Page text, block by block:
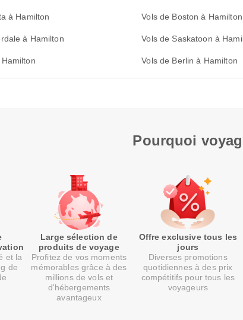
à Hamilton Vols de Boston à Hamilton
à Hamilton Vols de Saskatoon à
Vols de Berlin à Hamilton
Pourquoi
et la
de
Large sélection de
produits de voyage
Profitez de vos moments
mémorables grâce à des
millions de vols et
d'hébergements
avantageux
Offre exclusive tous les
jours
Diverses promotions
quotidiennes à des prix
compétitifs pour tous les
voyageurs